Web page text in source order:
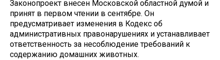
Законопроект внесен Московской областной думой и
принят в первом чтении в сентябре. Он
предусматривает изменения в Кодекс об
административных правонарушениях и устанавливает
ответственность за несоблюдение требований к
содержанию домашних животных.